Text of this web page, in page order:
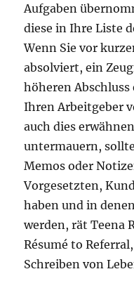
Aufgaben
diese in Ihre Liste
Wenn Sie vor
absolviert, ein
höheren
Ihren Arbeitgeber
auch dies
untermauern,
Memos oder
Vorgesetzten,
haben und in
werden, rät Teena
Résumé to
Schreiben von